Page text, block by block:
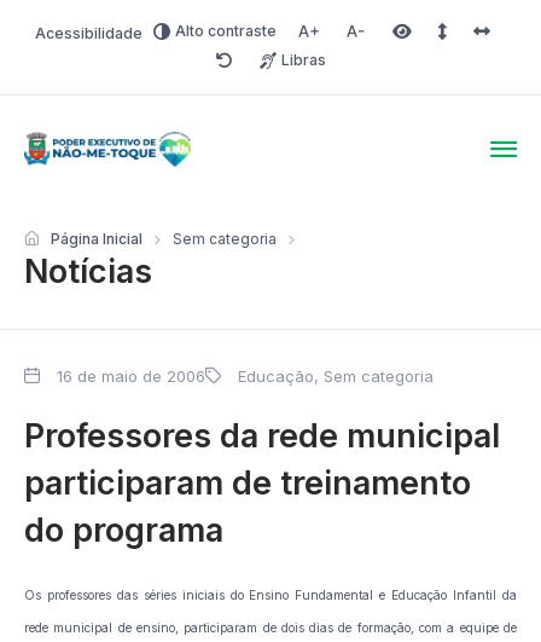
Acessibilidade Alto contraste Aumentar fonte
Diminuir fonteÁrea selecionada
Espaço
RedefinirLibras
Notícias
Página Inicial Sem categoria
16 de maio de 2006 Educação, Sem categoria
Professores da rede municipal
participaram de treinamento
do programa
Os professores das séries iniciais do Ensino Fundamental e Educação Infantil da
rede municipal de ensino, participaram de dois dias de formação, com a equipe de